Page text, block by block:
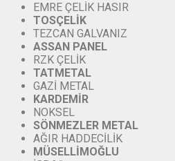
EMRE ÇELİK HASIR
TOSÇELİK
TEZCAN GALVANIZ
ASSAN PANEL
RZK ÇELİK
TATMETAL
GAZİ METAL
KARDEMİR
NOKSEL
SÖNMEZLER METAL
AĞIR HADDECİLİK
MÜSELLİMOĞLU